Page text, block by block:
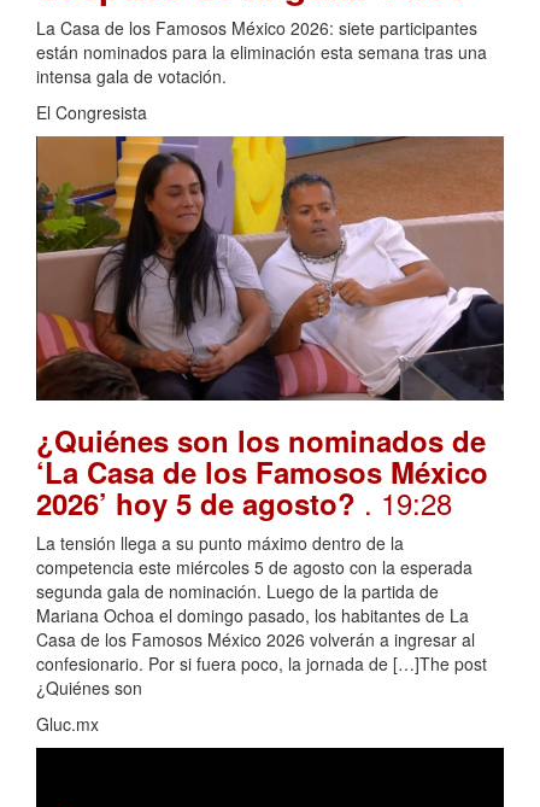
La Casa de los Famosos México 2026: siete participantes
están nominados para la eliminación esta semana tras una
intensa gala de votación.
El Congresista
¿Quiénes son los nominados de
‘La Casa de los Famosos México
2026’ hoy 5 de agosto? . 19:28
La tensión llega a su punto máximo dentro de la
competencia este miércoles 5 de agosto con la esperada
segunda gala de nominación. Luego de la partida de
Mariana Ochoa el domingo pasado, los habitantes de La
Casa de los Famosos México 2026 volverán a ingresar al
confesionario. Por si fuera poco, la jornada de […]The post
¿Quiénes son
Gluc.mx